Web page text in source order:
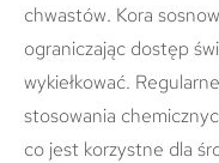
chwastów. Kora
ograniczając dostęp
wykiełkować.
stosowania
co jest korzystne dla